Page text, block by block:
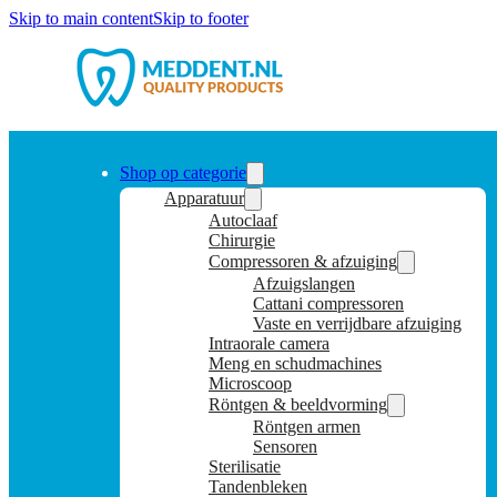
Skip to main contentSkip to footer
Shop op categorie
Apparatuur
Autoclaaf
Chirurgie
Compressoren & afzuiging
Afzuigslangen
Cattani compressoren
Vaste en verrijdbare afzuiging
Intraorale camera
Meng en schudmachines
Microscoop
Röntgen & beeldvorming
Röntgen armen
Sensoren
Sterilisatie
Tandenbleken